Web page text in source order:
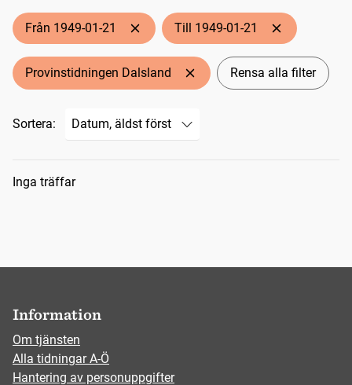
Från 1949-01-21 Till 1949-01-21
Provinstidningen Dalsland Rensa alla filter
Sortera:
Sökresultat
Inga träffar
Information
Om tjänsten
Alla tidningar A-Ö
Hantering av personuppgifter